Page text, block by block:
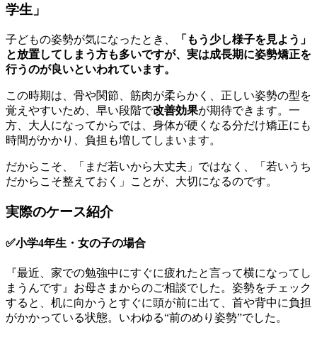
学生」
子どもの姿勢が気になったとき、
「もう少し様子を見よう」
と放置してしまう方も多いですが、実は成長期に姿勢矯正を
行うのが良いといわれています。
この時期は、骨や関節、筋肉が柔らかく、正しい姿勢の型を
覚えやすいため、早い段階で改善効果が期待できます。一
方、大人になってからでは、身体が硬くなる分だけ矯正にも
時間がかかり、負担も増してしまいます。
だからこそ、「まだ若いから大丈夫」ではなく、「若いうち
だからこそ整えておく」ことが、大切になるのです。
実際のケース紹介
✅小学4年生・女の子の場合
『最近、家での勉強中にすぐに疲れたと言って横になってし
まうんです』お母さまからのご相談でした。姿勢をチェック
すると、机に向かうとすぐに頭が前に出て、首や背中に負担
がかかっている状態。いわゆる“前のめり姿勢”でした。